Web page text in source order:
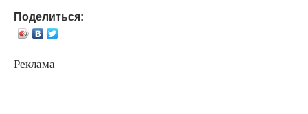
Поделиться:
Реклама